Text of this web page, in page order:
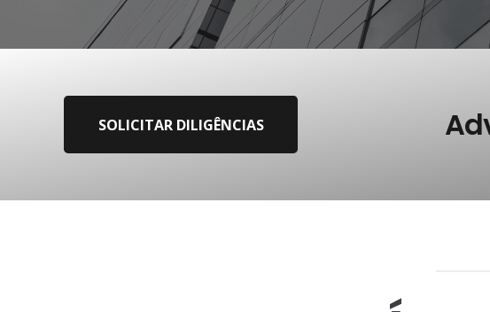
SOLICITAR DILIGÊNCIAS